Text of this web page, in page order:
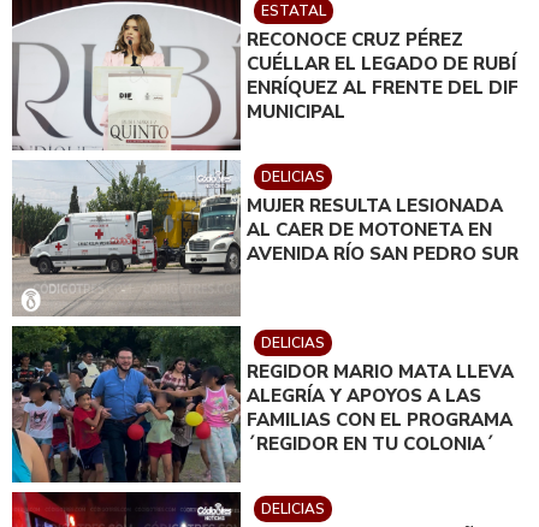
ESTATAL
RECONOCE CRUZ PÉREZ
CUÉLLAR EL LEGADO DE RUBÍ
ENRÍQUEZ AL FRENTE DEL DIF
MUNICIPAL
DELICIAS
MUJER RESULTA LESIONADA
AL CAER DE MOTONETA EN
AVENIDA RÍO SAN PEDRO SUR
DELICIAS
REGIDOR MARIO MATA LLEVA
ALEGRÍA Y APOYOS A LAS
FAMILIAS CON EL PROGRAMA
´REGIDOR EN TU COLONIA´
DELICIAS